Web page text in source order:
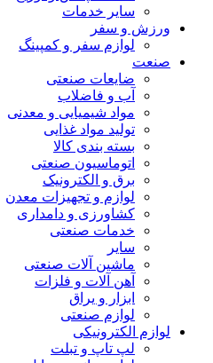
سایر خدمات
ورزش و سفر
لوازم سفر و کمپینگ
صنعت
ضایعات صنعتی
آب و فاضلاب
مواد شیمیایی و معدنی
تولید مواد غذایی
بسته بندی کالا
اتوماسیون صنعتی
برق و الکترونیک
لوازم و تجهیزات معدن
کشاورزی و دامداری
خدمات صنعتی
سایر
ماشین آلات صنعتی
آهن آلات و فلزات
ابزار و یراق
لوازم صنعتی
لوازم الکترونیکی
لپ تاپ و تبلت